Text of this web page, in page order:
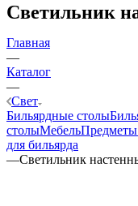
Светильник
Главная
—
Каталог
—
Свет
Бильярдные столы
столыМебельПредметы
для бильярда
—Светильник